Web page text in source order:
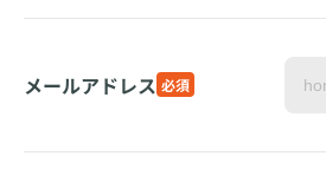
メールアドレス 必須